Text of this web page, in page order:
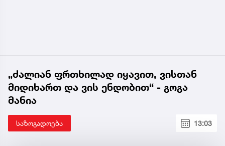
„ძალიან ფრთხილად იყავით, ვისთან
მიდიხართ და ვის ენდობით“ - გოგა
მანია
საზოგადოება 13:03